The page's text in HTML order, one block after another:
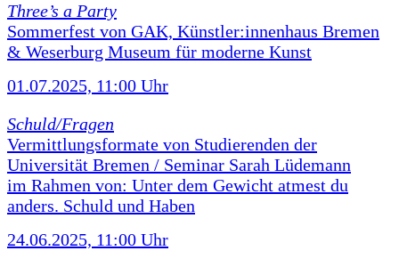
Three’s a Party
Sommerfest von GAK, Künstler:innenhaus Bremen
& Weserburg Museum für moderne Kunst
01.07.2025, 11:00 Uhr
Schuld/Fragen
Vermittlungsformate von Studierenden der
Universität Bremen / Seminar Sarah Lüdemann
im Rahmen von: Unter dem Gewicht atmest du
anders. Schuld und Haben
24.06.2025, 11:00 Uhr